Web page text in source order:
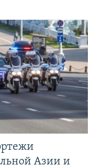
Азии и